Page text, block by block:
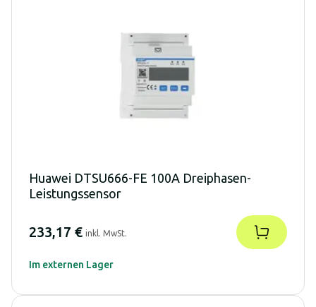
Huawei DTSU666-FE 100A Dreiphasen-
Leistungssensor
233,17 € inkl. MwSt.
Im externen Lager